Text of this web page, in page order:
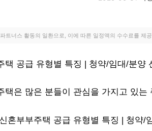
트너스 활동의 일환으로, 이에 따른 일정액의 수수료를 제
택 공급 유형별 특징 | 청약/임대/분양
택은 많은 분들이 관심을 가지고 있는
혼부부주택 공급 유형별 특징 | 청약/